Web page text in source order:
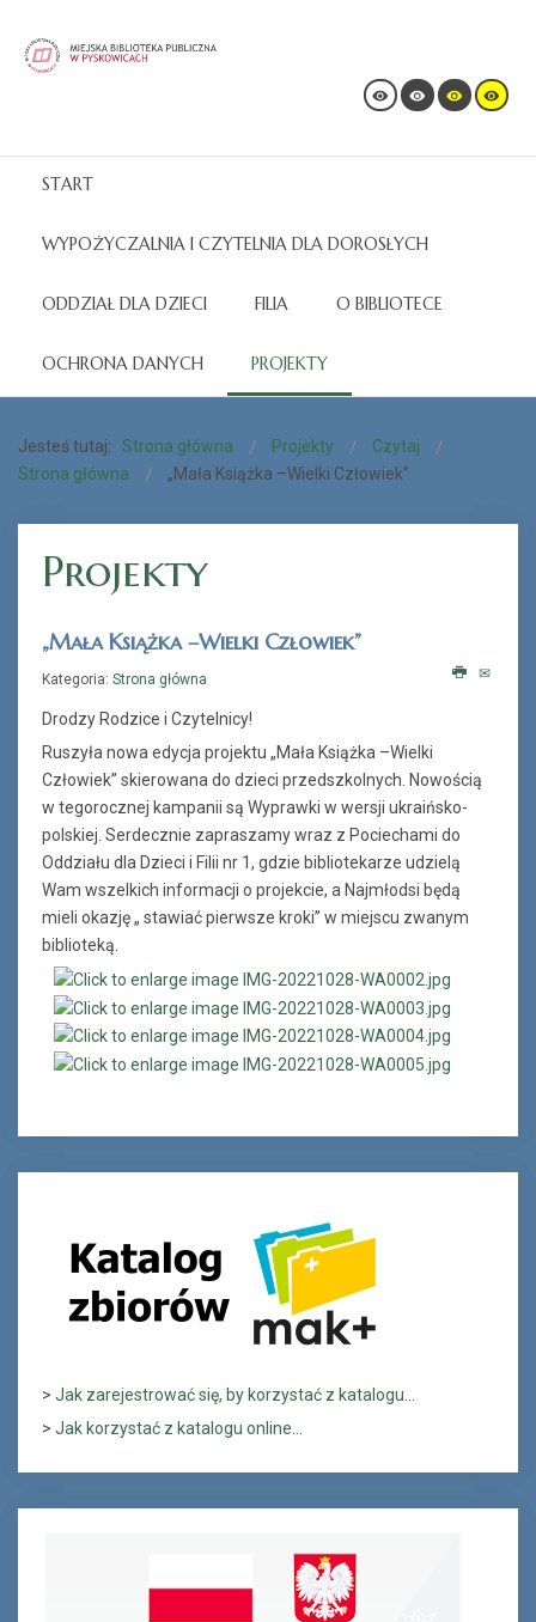
START
WYPOŻYCZALNIA I CZYTELNIA DLA DOROSŁYCH
ODDZIAŁ DLA DZIECI FILIA O BIBLIOTECE
OCHRONA DANYCH PROJEKTY
Jesteś tutaj: Strona główna Projekty
Czytaj
Strona główna
„Mała Książka –Wielki Człowiek”
Projekty
„Mała Książka –Wielki Człowiek”
Kategoria: Strona główna
Drodzy Rodzice i Czytelnicy!
Ruszyła nowa edycja projektu „Mała Książka –Wielki
Człowiek” skierowana do dzieci przedszkolnych. Nowością
w tegorocznej kampanii są Wyprawki w wersji ukraińsko-
polskiej. Serdecznie zapraszamy wraz z Pociechami do
Oddziału dla Dzieci i Filii nr 1, gdzie bibliotekarze udzielą
Wam wszelkich informacji o projekcie, a Najmłodsi będą
mieli okazję „ stawiać pierwsze kroki” w miejscu zwanym
biblioteką.
> Jak zarejestrować się, by korzystać z katalogu...
> Jak korzystać z katalogu online...